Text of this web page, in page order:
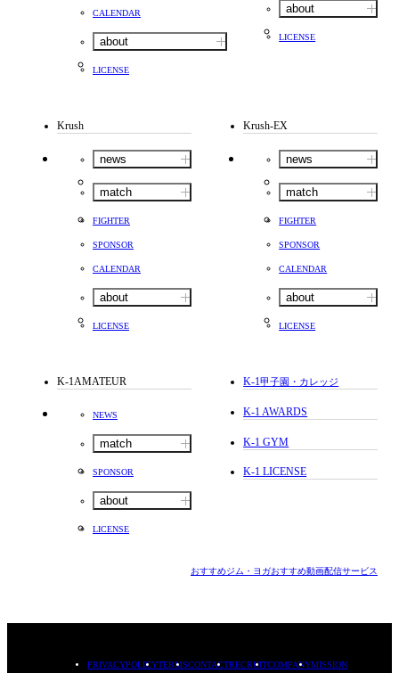
CALENDAR
about
LICENSE
about
LICENSE
Krush
news
match
FIGHTER
SPONSOR
CALENDAR
about
LICENSE
Krush-EX
news
match
FIGHTER
SPONSOR
CALENDAR
about
LICENSE
K-1AMATEUR
NEWS
match
SPONSOR
about
LICENSE
K-1甲子園・カレッジ
K-1 AWARDS
K-1 GYM
K-1 LICENSE
おすすめジム・ヨガおすすめ動画配信サービス
PRIVACYPOLICYTERMSCONTACTRECRUITCOMPANYMISSION